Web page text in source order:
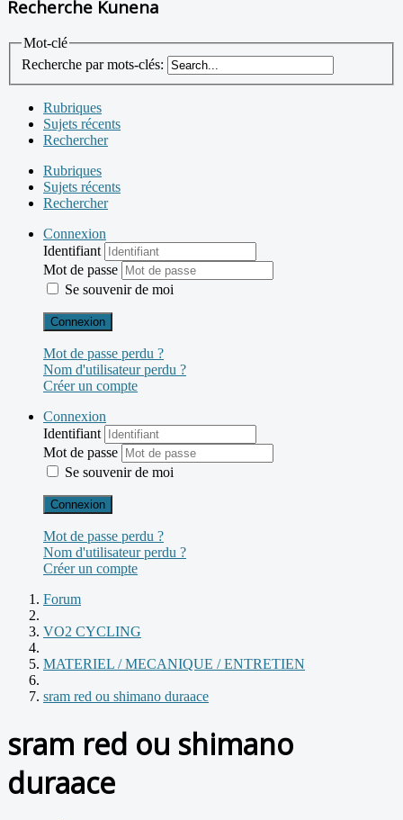
Recherche Kunena
Mot-clé
Recherche par mots-clés:
Rubriques
Sujets récents
Rechercher
Rubriques
Sujets récents
Rechercher
Connexion
Identifiant
Mot de passe
Se souvenir de moi
Connexion
Mot de passe perdu ?
Nom d'utilisateur perdu ?
Créer un compte
Connexion
Identifiant
Mot de passe
Se souvenir de moi
Connexion
Mot de passe perdu ?
Nom d'utilisateur perdu ?
Créer un compte
Forum
VO2 CYCLING
MATERIEL / MECANIQUE / ENTRETIEN
sram red ou shimano duraace
sram red ou shimano
duraace